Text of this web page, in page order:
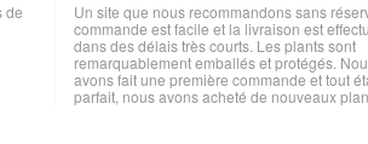
!
Ras, la livraison est conforme à mes attentes